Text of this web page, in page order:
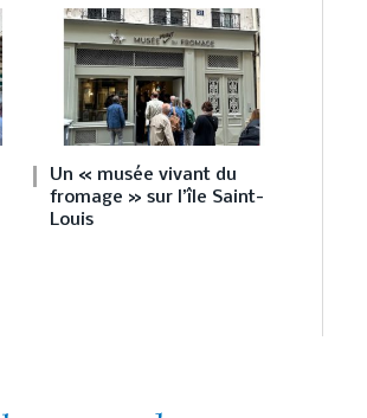
Un « musée vivant du
fromage » sur l’île Saint-
Louis